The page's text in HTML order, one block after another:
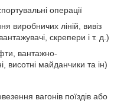
операції
виробничих ліній, вивіз
скрепери і т. д.)
вантажно-
висотні майданчики та ін)
вагонів поїздів або